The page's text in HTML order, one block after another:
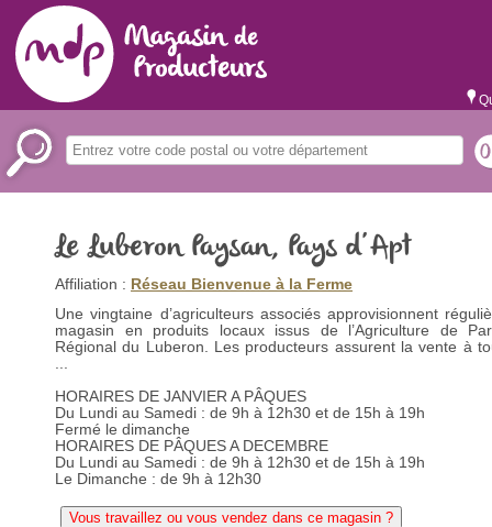
Le Luberon Paysan, Pays d’Apt
Affiliation : Réseau Bienvenue à la Ferme
Une vingtaine d’agriculteurs associés approvisionnent
magasin en produits locaux issus de l’Agriculture de
Régional du Luberon. Les producteurs assurent la vente à
...
HORAIRES DE JANVIER A PÂQUES
Du Lundi au Samedi : de 9h à 12h30 et de 15h à 19h
Fermé le dimanche
HORAIRES DE PÂQUES A DECEMBRE
Du Lundi au Samedi : de 9h à 12h30 et de 15h à 19h
Le Dimanche : de 9h à 12h30
Vous travaillez ou vous vendez dans ce magasin ?